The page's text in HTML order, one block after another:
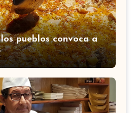
pueblos convoca a